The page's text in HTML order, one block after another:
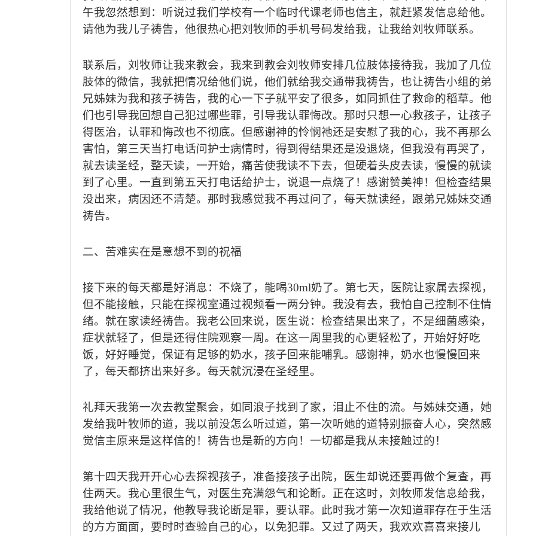
午我忽然想到：听说过我们学校有一个临时代课老师也信主，就赶紧发信息给他。
请他为我儿子祷告，他很热心把刘牧师的手机号码发给我，让我给刘牧师联系。
联系后，刘牧师让我来教会，我来到教会刘牧师安排几位肢体接待我，我加了几位
肢体的微信，我就把情况给他们说，他们就给我交通带我祷告，也让祷告小组的弟
兄姊妹为我和孩子祷告，我的心一下子就平安了很多，如同抓住了救命的稻草。他
们也引导我回想自己犯过哪些罪，引导我认罪悔改。那时只想一心救孩子，让孩子
得医治，认罪和悔改也不彻底。但感谢神的怜悯祂还是安慰了我的心，我不再那么
害怕，第三天当打电话问护士病情时，得到得结果还是没退烧，但我没有再哭了，
就去读圣经，整天读，一开始，痛苦使我读不下去，但硬着头皮去读，慢慢的就读
到了心里。一直到第五天打电话给护士，说退一点烧了！感谢赞美神！但检查结果
没出来，病因还不清楚。那时我感觉我不再过问了，每天就读经，跟弟兄姊妹交通
祷告。
二、苦难实在是意想不到的祝福
接下来的每天都是好消息：不烧了，能喝30ml奶了。第七天，医院让家属去探视，
但不能接触，只能在探视室通过视频看一两分钟。我没有去，我怕自己控制不住情
绪。就在家读经祷告。我老公回来说，医生说：检查结果出来了，不是细菌感染，
症状就轻了，但是还得住院观察一周。在这一周里我的心更轻松了，开始好好吃
饭，好好睡觉，保证有足够的奶水，孩子回来能哺乳。感谢神，奶水也慢慢回来
了，每天都挤出来好多。每天就沉浸在圣经里。
礼拜天我第一次去教堂聚会，如同浪子找到了家，泪止不住的流。与姊妹交通，她
发给我叶牧师的道，我以前没怎么听过道，第一次听她的道特别振奋人心，突然感
觉信主原来是这样信的！祷告也是新的方向！一切都是我从未接触过的！
第十四天我开开心心去探视孩子，准备接孩子出院，医生却说还要再做个复查，再
住两天。我心里很生气，对医生充满怨气和论断。正在这时，刘牧师发信息给我，
我给他说了情况，他教导我论断是罪，要认罪。此时我才第一次知道罪存在于生活
的方方面面，要时时查验自己的心，以免犯罪。又过了两天，我欢欢喜喜来接儿